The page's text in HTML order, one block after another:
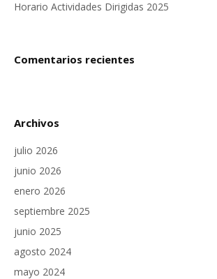
Horario Actividades Dirigidas 2025
Comentarios recientes
Archivos
julio 2026
junio 2026
enero 2026
septiembre 2025
junio 2025
agosto 2024
mayo 2024